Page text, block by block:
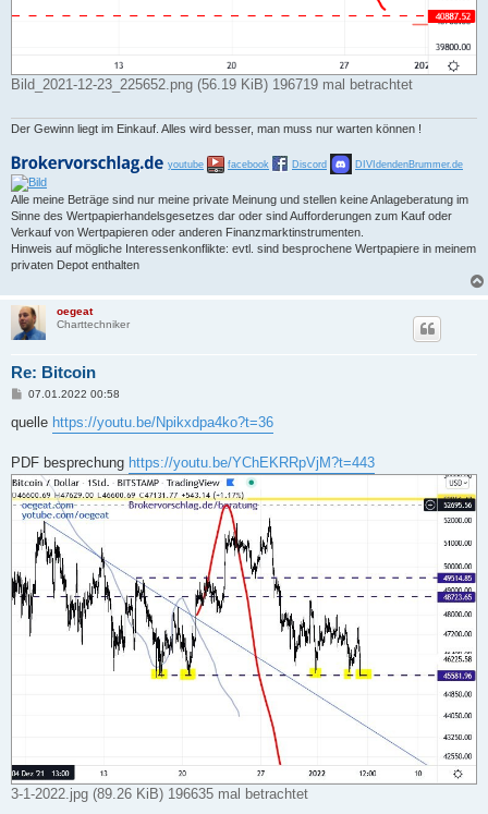
Bild_2021-12-23_225652.png (56.19 KiB) 196719 mal betrachtet
Der Gewinn liegt im Einkauf. Alles wird besser, man muss nur warten können !
youtube facebook Discord DIVIdendenBrummer.de
Alle meine Beträge sind nur meine private Meinung und stellen keine Anlageberatung im
Sinne des Wertpapierhandelsgesetzes dar oder sind Aufforderungen zum Kauf oder
Verkauf von Wertpapieren oder anderen Finanzmarktinstrumenten.
Hinweis auf mögliche Interessenkonflikte: evtl. sind besprochene Wertpapiere in meinem
privaten Depot enthalten
oegeat
Charttechniker
Re: Bitcoin
B
i
a
g
07.01.2022 00:58
quelle https://youtu.be/Npikxdpa4ko?t=36
PDF besprechung https://youtu.be/YChEKRRpVjM?t=443
3-1-2022.jpg (89.26 KiB) 196635 mal betrachtet